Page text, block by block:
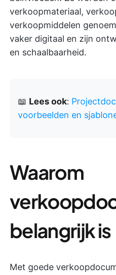
verkoopmateriaal,
verkoopmiddelen
vaker digitaal en zijn
en schaalbaarheid.
📖 Lees ook:
voorbeelden en
Waarom
belangrijk is
Met goede